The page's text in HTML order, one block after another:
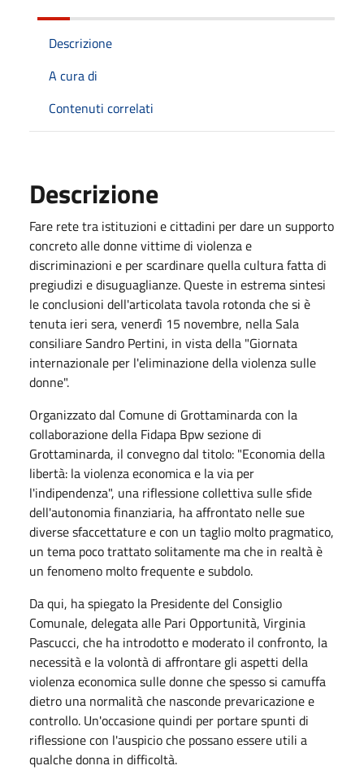
Descrizione
A cura di
Contenuti correlati
Descrizione
Fare rete tra istituzioni e cittadini per dare un supporto
concreto alle donne vittime di violenza e
discriminazioni e per scardinare quella cultura fatta di
pregiudizi e disuguaglianze. Queste in estrema sintesi
le conclusioni dell'articolata tavola rotonda che si è
tenuta ieri sera, venerdì 15 novembre, nella Sala
consiliare Sandro Pertini, in vista della "Giornata
internazionale per l'eliminazione della violenza sulle
donne".
Organizzato dal Comune di Grottaminarda con la
collaborazione della Fidapa Bpw sezione di
Grottaminarda, il convegno dal titolo: "Economia della
libertà: la violenza economica e la via per
l'indipendenza", una riflessione collettiva sulle sfide
dell'autonomia finanziaria, ha affrontato nelle sue
diverse sfaccettature e con un taglio molto pragmatico,
un tema poco trattato solitamente ma che in realtà è
un fenomeno molto frequente e subdolo.
Da qui, ha spiegato la Presidente del Consiglio
Comunale, delegata alle Pari Opportunità, Virginia
Pascucci, che ha introdotto e moderato il confronto, la
necessità e la volontà di affrontare gli aspetti della
violenza economica sulle donne che spesso si camuffa
dietro una normalità che nasconde prevaricazione e
controllo. Un'occasione quindi per portare spunti di
riflessione con l'auspicio che possano essere utili a
qualche donna in difficoltà.